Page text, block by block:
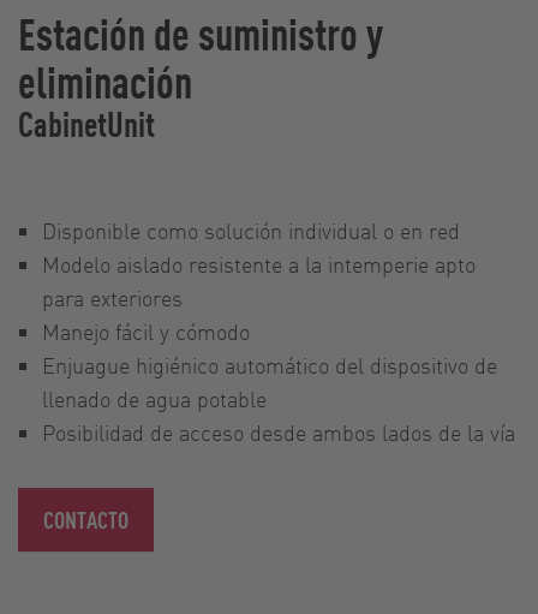
Estación de suministro y
eliminación
CabinetUnit
Disponible como solución individual o en red
Modelo aislado resistente a la intemperie apto
para exteriores
Manejo fácil y cómodo
Enjuague higiénico automático del dispositivo de
llenado de agua potable
Posibilidad de acceso desde ambos lados de la vía
CONTACTO